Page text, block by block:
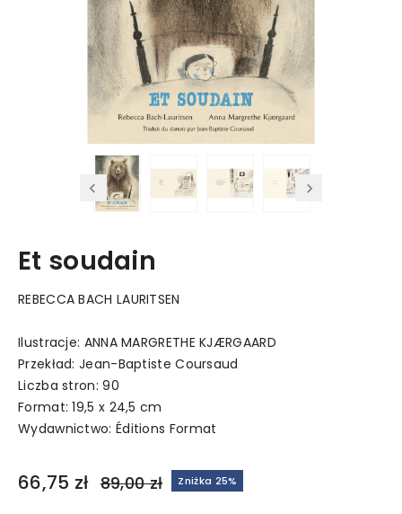
Et soudain
REBECCA BACH LAURITSEN
Ilustracje: ANNA MARGRETHE KJÆRGAARD
Przekład: Jean-Baptiste Coursaud
Liczba stron: 90
Format: 19,5 x 24,5 cm
Wydawnictwo: Éditions Format
66,75 zł 89,00 zł Zniżka 25%